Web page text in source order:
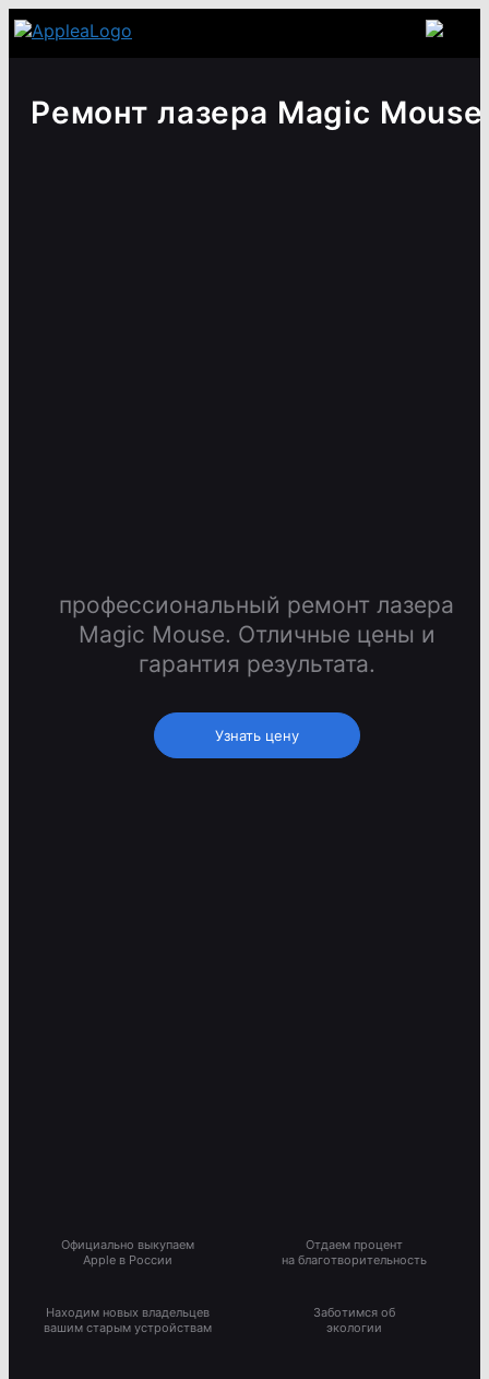
Ремонт лазера Magic Mouse
профессиональный ремонт лазера
Magic Mouse. Отличные цены и
гарантия результата.
Узнать цену
Официально выкупаем
Apple в России
Отдаем процент
на благотворительность
Находим новых владельцев
вашим старым устройствам
Заботимся об
экологии